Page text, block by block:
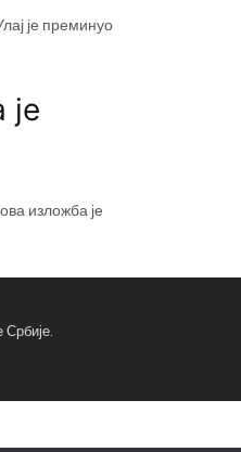
је преминуо
изложба је
x-